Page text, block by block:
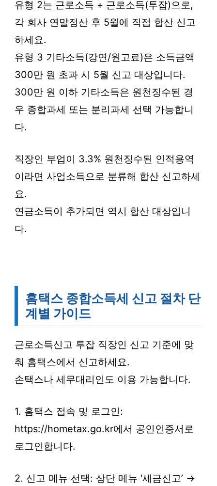
유형 2는 근로소득 + 근로소득(투잡)으로,
각 회사 연말정산 후 5월에 직접 합산 신고
하세요.
유형 3 기타소득(강연/원고료)은 소득금액
300만 원 초과 시 5월 신고 대상입니다.
300만 원 이하 기타소득은 원천징수된 경
우 종합과세 또는 분리과세 선택 가능합니
다.
직장인 부업이 3.3% 원천징수된 인적용역
이라면 사업소득으로 분류해 합산 신고하세
요.
연금소득이 추가되면 역시 합산 대상입니
다.
홈택스 종합소득세 신고 절차 단
계별 가이드
근로소득신고 투잡 직장인 신고 기준에 맞
춰 홈택스에서 신고하세요.
손택스나 세무대리인도 이용 가능합니다.
1. 홈택스 접속 및 로그인:
https://hometax.go.kr에서 공인인증서로
로그인합니다.
2. 신고 메뉴 선택: 상단 메뉴 ‘세금신고’ →